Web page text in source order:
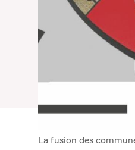
La fusion des